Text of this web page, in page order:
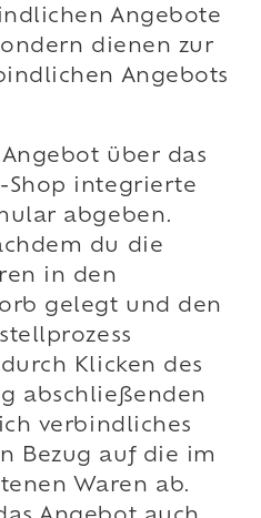
Angebote
dienen zur
Angebots
über das
Shop integrierte
abgeben.
du die
in den
gelegt und den
Klicken des
abschließenden
verbindliches
Bezug auf die im
Waren ab.